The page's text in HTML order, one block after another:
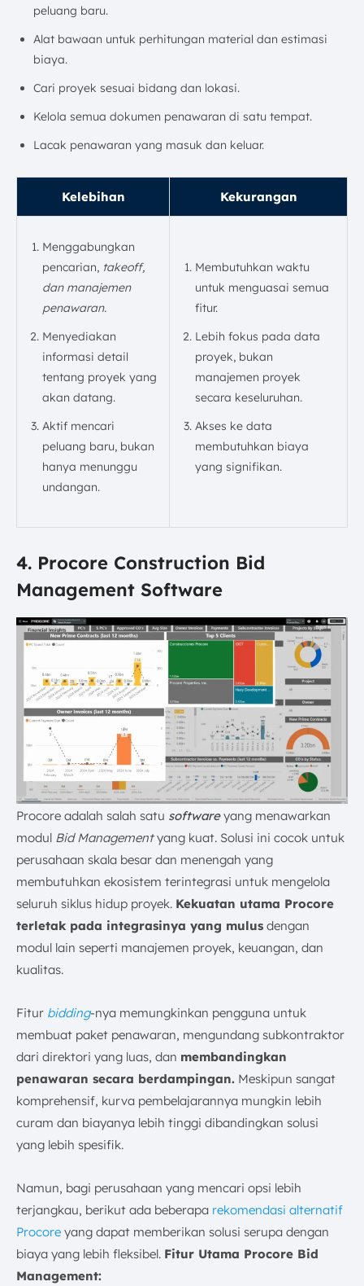
peluang baru.
Alat bawaan untuk perhitungan material dan estimasi
biaya.
Cari proyek sesuai bidang dan lokasi.
Kelola semua dokumen penawaran di satu tempat.
Lacak penawaran yang masuk dan keluar.
Kelebihan Kekurangan
Menggabungkan
pencarian, takeoff,
dan manajemen
penawaran.
Menyediakan
informasi detail
tentang proyek yang
akan datang.
Aktif mencari
peluang baru, bukan
hanya menunggu
undangan.
Membutuhkan waktu
untuk menguasai semua
fitur.
Lebih fokus pada data
proyek, bukan
manajemen proyek
secara keseluruhan.
Akses ke data
membutuhkan biaya
yang signifikan.
4. Procore Construction Bid
Management Software
Procore adalah salah satu softwareyang menawarkan
modul Bid Managementyang kuat. Solusi ini cocok untuk
perusahaan skala besar dan menengah yang
membutuhkan ekosistem terintegrasi untuk mengelola
seluruh siklus hidup proyek. Kekuatan utama Procore
terletak pada integrasinya yang mulus dengan
modul lain seperti manajemen proyek, keuangan, dan
kualitas.
Fitur bidding-nya memungkinkan pengguna untuk
membuat paket penawaran, mengundang subkontraktor
dari direktori yang luas, dan membandingkan
penawaran secara berdampingan. Meskipun sangat
komprehensif, kurva pembelajarannya mungkin lebih
curam dan biayanya lebih tinggi dibandingkan solusi
yang lebih spesifik.
Namun, bagi perusahaan yang mencari opsi lebih
terjangkau, berikut ada beberapa rekomendasi alternatif
Procore yang dapat memberikan solusi serupa dengan
biaya yang lebih fleksibel. Fitur Utama Procore Bid
Management: